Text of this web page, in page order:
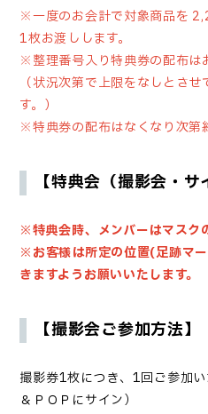
※一度のお会計で対象商品を
1枚お渡しします。
※整理番号入り特典券の配布は
（状況次第で上限をなしとさ
す。）
※特典券の配布はなくなり次第
【特典会（撮影会・サ
※特典会時、メンバーはマスク
※お客様は所定の位置(足跡マ
きますようお願いいたします。
【撮影会ご参加方法】
撮影券1枚につき、 1回ご参加
＆ＰＯＰにサイン）